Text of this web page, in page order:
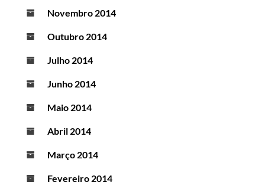
Novembro 2014
Outubro 2014
Julho 2014
Junho 2014
Maio 2014
Abril 2014
Março 2014
Fevereiro 2014